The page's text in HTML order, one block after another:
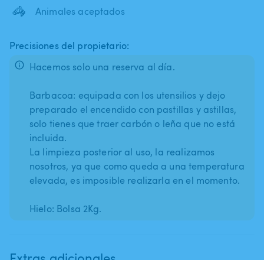
🦓 Animales aceptados
Precisiones del propietario:
Hacemos solo una reserva al día.
Barbacoa: equipada con los utensilios y dejo
preparado el encendido con pastillas y astillas,
solo tienes que traer carbón o leña que no está
incluida.
La limpieza posterior al uso, la realizamos
nosotros, ya que como queda a una temperatura
elevada, es imposible realizarla en el momento.